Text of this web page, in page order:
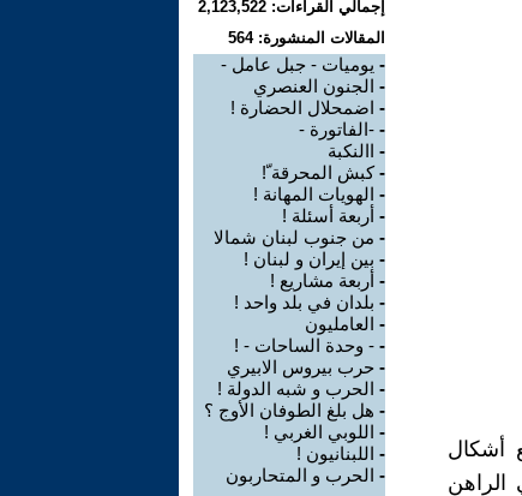
أشكال
الراهن
إجمالي القراءات: 2,123,522
المقالات المنشورة: 564
- يوميات - جبل عامل -
- الجنون العنصري
- اضمحلال الحضارة !
- -الفاتورة -
- االنكبة
-كبش المحرقة ‍‍ّ!
- الهويات المهانة ‍!
- أربعة أسئلة !
- من جنوب لبنان شمالا
- بين إيران و لبنان !
- أربعة مشاريع !
- بلدان في بلد واحد !
- العامليون
- - وحدة الساحات - !
- حرب بيروس الابيري
- الحرب و شبه الدولة !
- هل بلغ الطوفان الأوج ؟
- اللوبي الغربي !
- اللبنانيون !
- الحرب و المتحاربون